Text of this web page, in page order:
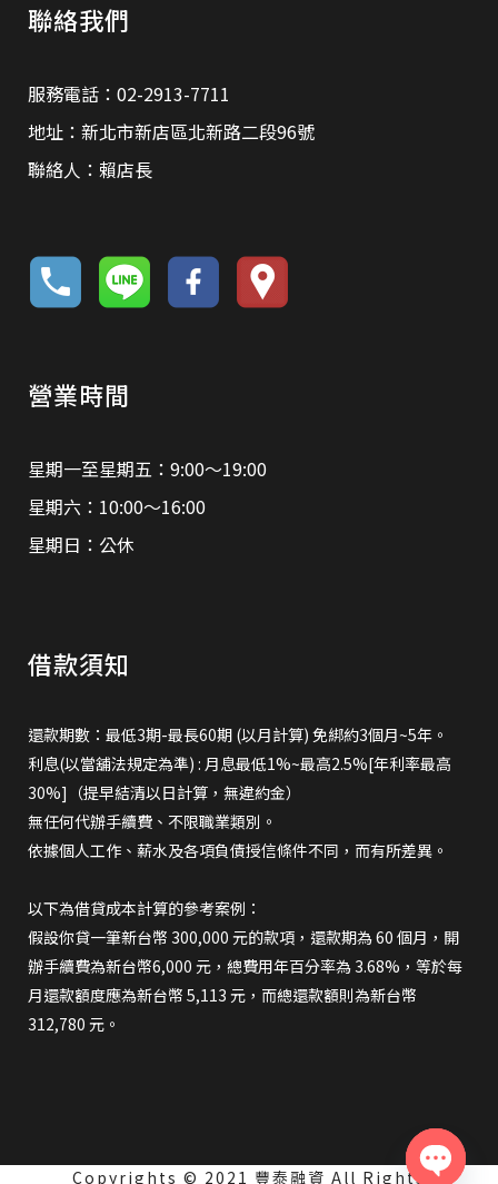
聯絡我們
服務電話：02-2913-7711
地址：新北市新店區北新路二段96號
聯絡人：賴店長
營業時間
星期一至星期五：9:00～19:00
星期六：10:00～16:00
星期日：公休
借款須知
還款期數：最低3期-最長60期 (以月計算) 免綁約3個月~5年。
利息(以當舖法規定為準) : 月息最低1%~最高2.5%[年利率最高
30%]（提早結清以日計算，無違約金）
無任何代辦手續費、不限職業類別。
依據個人工作、薪水及各項負債授信條件不同，而有所差異。
以下為借貸成本計算的參考案例：
假設你貸一筆新台幣 300,000 元的款項，還款期為 60 個月，開
辦手續費為新台幣6,000 元，總費用年百分率為 3.68%，等於每
月還款額度應為新台幣 5,113 元，而總還款額則為新台幣
312,780 元。
Copyrights © 2021 豐泰融資 All Rights